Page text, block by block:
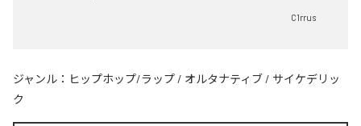
C1rrus
ジャンル： ヒップホップ/ラップ / オルタナティブ / サイケデリッ
ク